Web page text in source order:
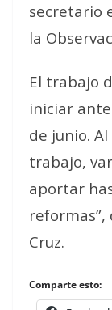
secretario
la
El trabajo
iniciar
de junio.
trabajo,
aportar
Cruz.
Comparte esto: